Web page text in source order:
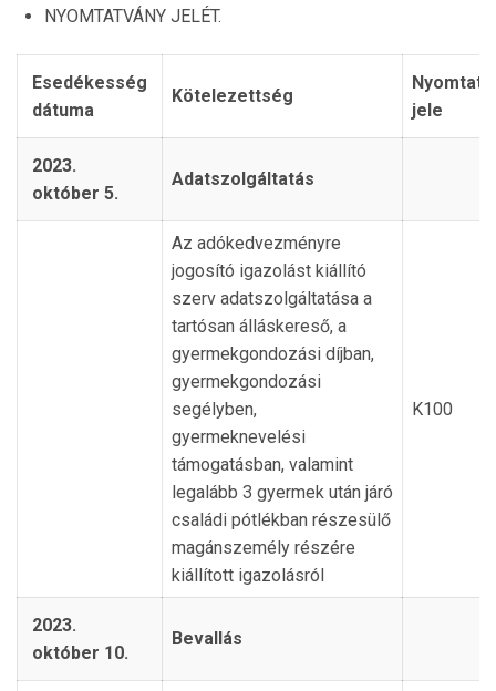
NYOMTATVÁNY JELÉT.
Esedékesség
dátuma
Kötelezettség
jele
2023.
október 5.
Adatszolgáltatás
Az adókedvezményre
jogosító igazolást kiállító
szerv adatszolgáltatása a
tartósan álláskereső, a
gyermekgondozási díjban,
gyermekgondozási
segélyben,
gyermeknevelési
támogatásban, valamint
legalább 3 gyermek után járó
családi pótlékban részesülő
magánszemély részére
kiállított igazolásról
K100
2023.
október 10.
Bevallás